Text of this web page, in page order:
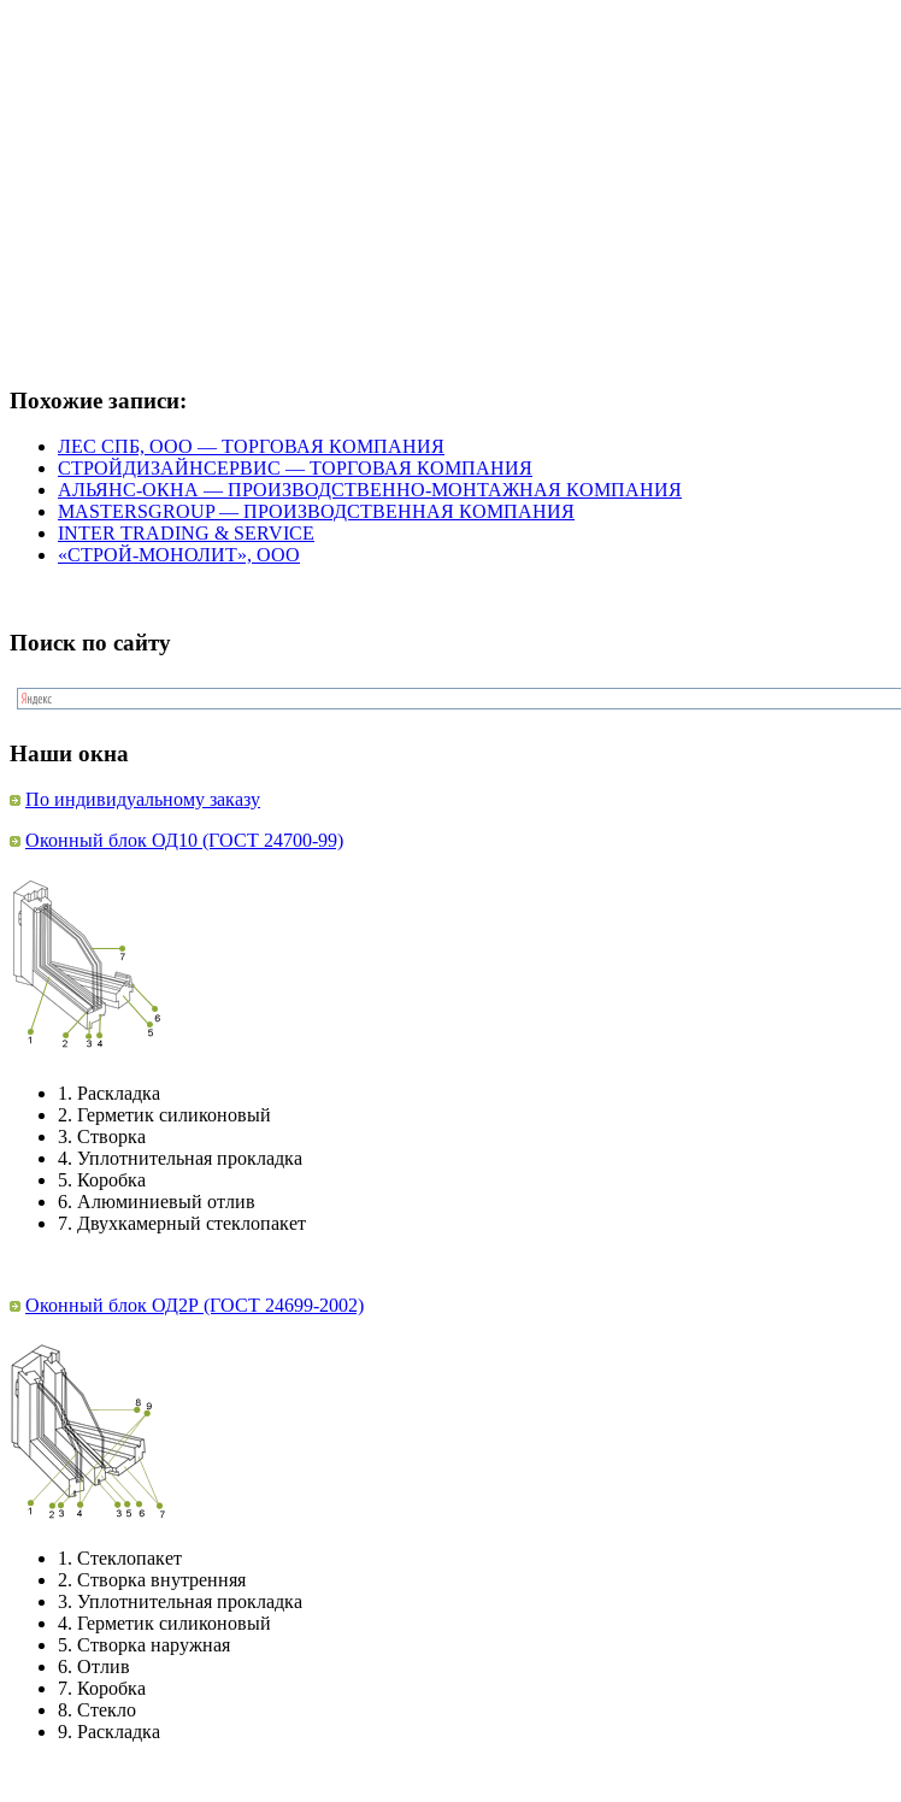
Похожие записи:
ЛЕС СПБ, ООО — ТОРГОВАЯ КОМПАНИЯ
СТРОЙДИЗАЙНСЕРВИС — ТОРГОВАЯ КОМПАНИЯ
АЛЬЯНС-ОКНА — ПРОИЗВОДСТВЕННО-МОНТАЖНАЯ КОМПАНИЯ
MASTERSGROUP — ПРОИЗВОДСТВЕННАЯ КОМПАНИЯ
INTER TRADING & SERVICE
«СТРОЙ-МОНОЛИТ», ООО
Поиск по сайту
Наши окна
По индивидуальному заказу
Оконный блок ОД10 (ГОСТ 24700-99)
1. Раскладка
2. Герметик силиконовый
3. Створка
4. Уплотнительная прокладка
5. Коробка
6. Алюминиевый отлив
7. Двухкамерный стеклопакет
Оконный блок ОД2Р (ГОСТ 24699-2002)
1. Стеклопакет
2. Створка внутренняя
3. Уплотнительная прокладка
4. Герметик силиконовый
5. Створка наружная
6. Отлив
7. Коробка
8. Стекло
9. Раскладка